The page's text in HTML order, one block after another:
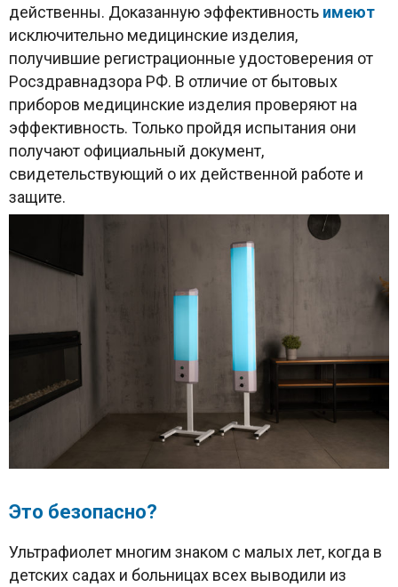
действенны. Доказанную эффективность имеют
исключительно медицинские изделия,
получившие регистрационные удостоверения от
Росздравнадзора РФ. В отличие от бытовых
приборов медицинские изделия проверяют на
эффективность. Только пройдя испытания они
получают официальный документ,
свидетельствующий о их действенной работе и
защите.
Это безопасно?
Ультрафиолет многим знаком с малых лет, когда в
детских садах и больницах всех выводили из